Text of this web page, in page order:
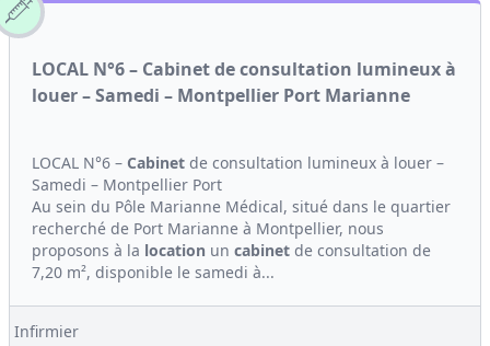
LOCAL N°6 – Cabinet de consultation lumineux à
louer – Samedi – Montpellier Port Marianne
LOCAL N°6 – Cabinet de consultation lumineux à louer –
Samedi – Montpellier Port
Au sein du Pôle Marianne Médical, situé dans le quartier
recherché de Port Marianne à Montpellier, nous
proposons à la location un cabinet de consultation de
7,20 m², disponible le samedi à...
Infirmier